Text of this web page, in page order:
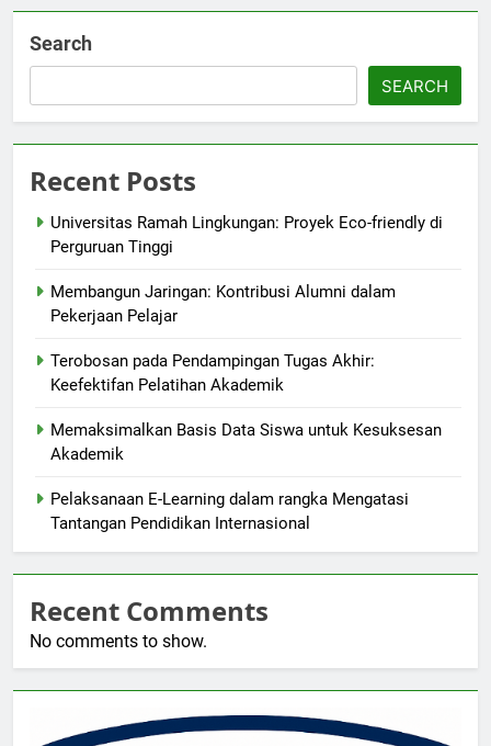
Search
SEARCH
Recent Posts
Universitas Ramah Lingkungan: Proyek Eco-friendly di
Perguruan Tinggi
Membangun Jaringan: Kontribusi Alumni dalam
Pekerjaan Pelajar
Terobosan pada Pendampingan Tugas Akhir:
Keefektifan Pelatihan Akademik
Memaksimalkan Basis Data Siswa untuk Kesuksesan
Akademik
Pelaksanaan E-Learning dalam rangka Mengatasi
Tantangan Pendidikan Internasional
Recent Comments
No comments to show.